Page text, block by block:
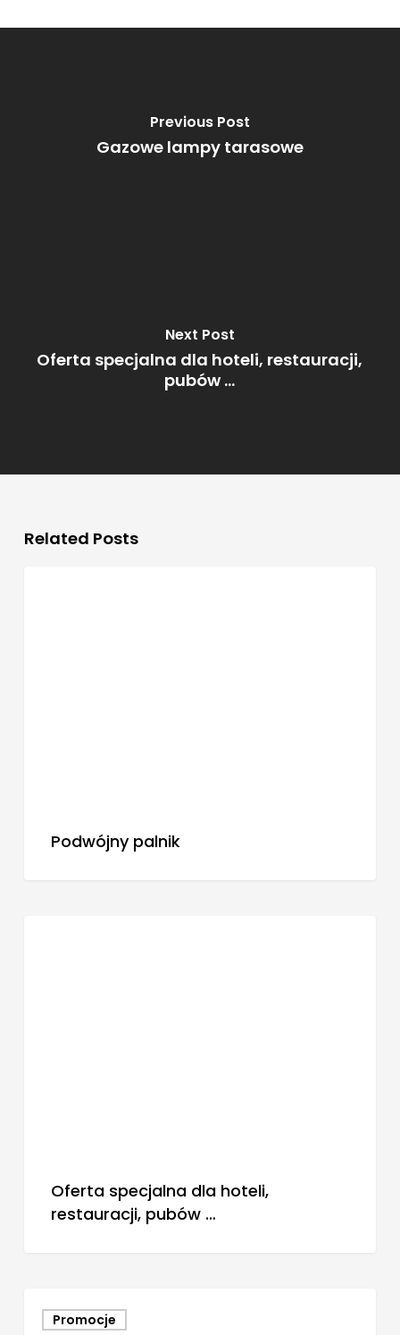
Previous Post
Gazowe lampy tarasowe
Next Post
Oferta specjalna dla hoteli, restauracji,
pubów ...
Related Posts
Podwójny palnik
Oferta specjalna dla hoteli,
restauracji, pubów …
Promocje